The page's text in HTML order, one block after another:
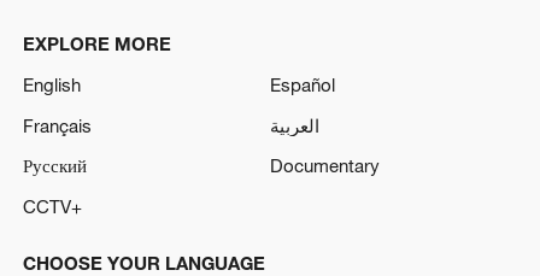
EXPLORE MORE
English
Español
Français
العربية
Русский
Documentary
CCTV+
CHOOSE YOUR LANGUAGE